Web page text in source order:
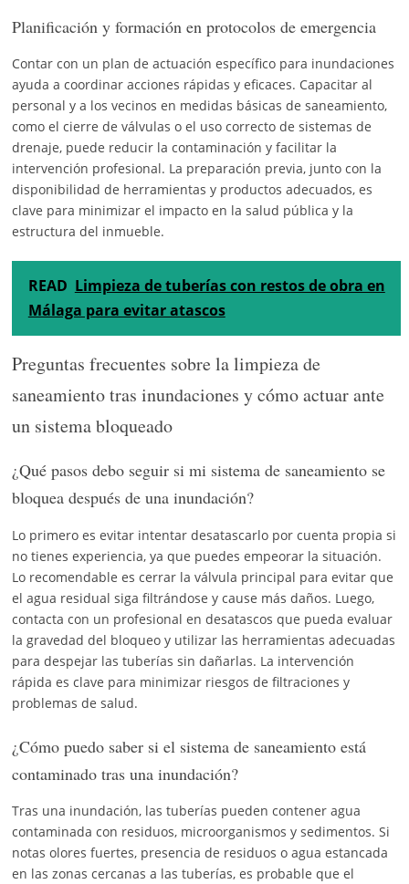
Planificación y formación en protocolos de emergencia
Contar con un plan de actuación específico para inundaciones
ayuda a coordinar acciones rápidas y eficaces. Capacitar al
personal y a los vecinos en medidas básicas de saneamiento,
como el cierre de válvulas o el uso correcto de sistemas de
drenaje, puede reducir la contaminación y facilitar la
intervención profesional. La preparación previa, junto con la
disponibilidad de herramientas y productos adecuados, es
clave para minimizar el impacto en la salud pública y la
estructura del inmueble.
READ Limpieza de tuberías con restos de obra en
Málaga para evitar atascos
Preguntas frecuentes sobre la limpieza de
saneamiento tras inundaciones y cómo actuar ante
un sistema bloqueado
¿Qué pasos debo seguir si mi sistema de saneamiento se
bloquea después de una inundación?
Lo primero es evitar intentar desatascarlo por cuenta propia si
no tienes experiencia, ya que puedes empeorar la situación.
Lo recomendable es cerrar la válvula principal para evitar que
el agua residual siga filtrándose y cause más daños. Luego,
contacta con un profesional en desatascos que pueda evaluar
la gravedad del bloqueo y utilizar las herramientas adecuadas
para despejar las tuberías sin dañarlas. La intervención
rápida es clave para minimizar riesgos de filtraciones y
problemas de salud.
¿Cómo puedo saber si el sistema de saneamiento está
contaminado tras una inundación?
Tras una inundación, las tuberías pueden contener agua
contaminada con residuos, microorganismos y sedimentos. Si
notas olores fuertes, presencia de residuos o agua estancada
en las zonas cercanas a las tuberías, es probable que el